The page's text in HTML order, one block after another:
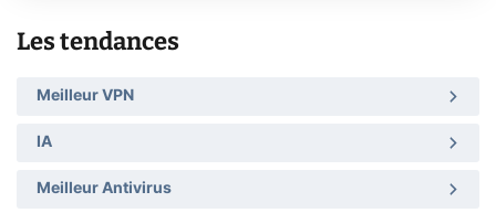
Les tendances
Meilleur VPN
IA
Meilleur Antivirus